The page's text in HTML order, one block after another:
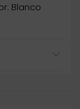
Blanco